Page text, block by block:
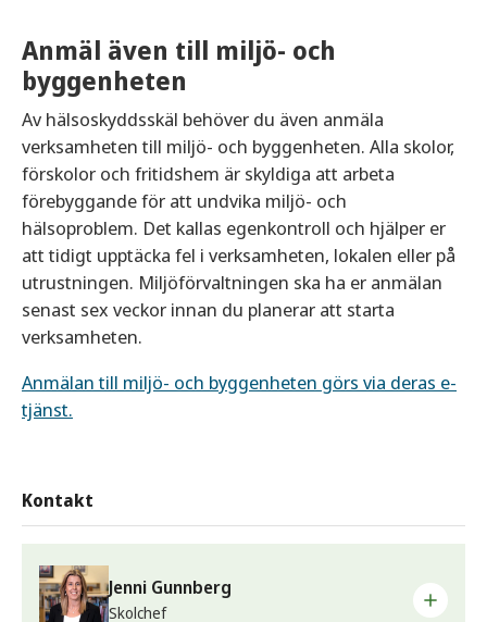
Anmäl även till miljö- och
byggenheten
Av hälsoskyddsskäl behöver du även anmäla
verksamheten till miljö- och byggenheten. Alla skolor,
förskolor och fritidshem är skyldiga att arbeta
förebyggande för att undvika miljö- och
hälsoproblem. Det kallas egenkontroll och hjälper er
att tidigt upptäcka fel i verksamheten, lokalen eller på
utrustningen. Miljöförvaltningen ska ha er anmälan
senast sex veckor innan du planerar att starta
verksamheten.
Anmälan till miljö- och byggenheten görs via deras e-
tjänst.
Kontakt
Jenni Gunnberg
Skolchef